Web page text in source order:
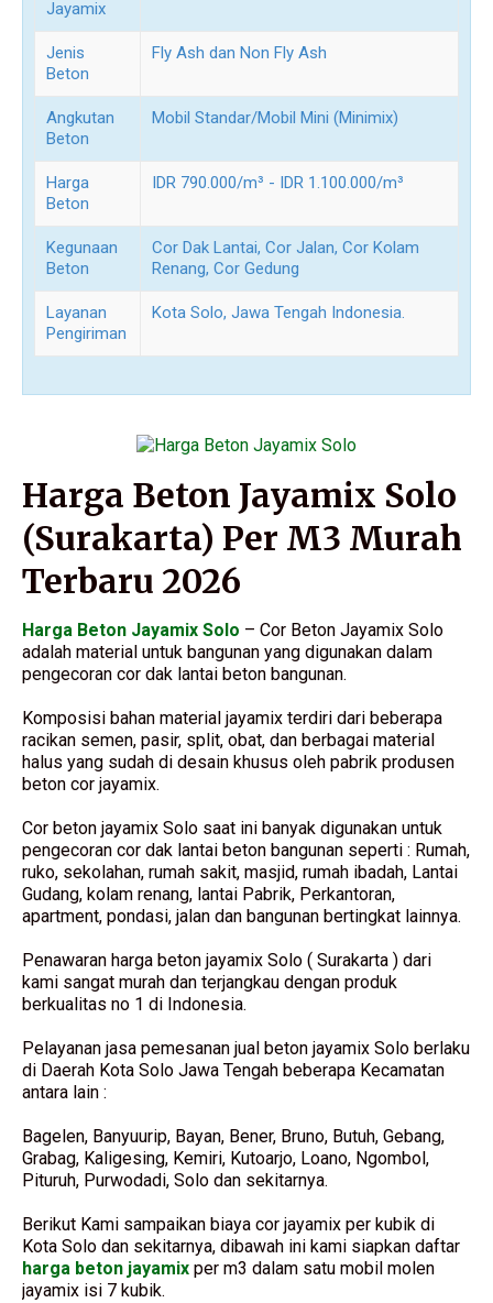
Jayamix
Jenis
Beton
Fly Ash dan Non Fly Ash
Angkutan
Beton
Mobil Standar/Mobil Mini (Minimix)
Harga
Beton
IDR 790.000/m³ - IDR 1.100.000/m³
Kegunaan
Beton
Cor Dak Lantai, Cor Jalan, Cor Kolam
Renang, Cor Gedung
Layanan
Pengiriman
Kota Solo, Jawa Tengah Indonesia.
Harga Beton Jayamix Solo
(Surakarta) Per M3 Murah
Terbaru 2026
Harga Beton Jayamix Solo – Cor Beton Jayamix Solo
adalah material untuk bangunan yang digunakan dalam
pengecoran cor dak lantai beton bangunan.
Komposisi bahan material jayamix terdiri dari beberapa
racikan semen, pasir, split, obat, dan berbagai material
halus yang sudah di desain khusus oleh pabrik produsen
beton cor jayamix.
Cor beton jayamix Solo saat ini banyak digunakan untuk
pengecoran cor dak lantai beton bangunan seperti : Rumah,
ruko, sekolahan, rumah sakit, masjid, rumah ibadah, Lantai
Gudang, kolam renang, lantai Pabrik, Perkantoran,
apartment, pondasi, jalan dan bangunan bertingkat lainnya.
Penawaran harga beton jayamix Solo ( Surakarta ) dari
kami sangat murah dan terjangkau dengan produk
berkualitas no 1 di Indonesia.
Pelayanan jasa pemesanan jual beton jayamix Solo berlaku
di Daerah Kota Solo Jawa Tengah beberapa Kecamatan
antara lain :
Bagelen, Banyuurip, Bayan, Bener, Bruno, Butuh, Gebang,
Grabag, Kaligesing, Kemiri, Kutoarjo, Loano, Ngombol,
Pituruh, Purwodadi, Solo dan sekitarnya.
Berikut Kami sampaikan biaya cor jayamix per kubik di
Kota Solo dan sekitarnya, dibawah ini kami siapkan daftar
harga beton jayamix per m3 dalam satu mobil molen
jayamix isi 7 kubik.